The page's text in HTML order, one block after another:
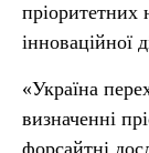
пріоритетних
інноваційної
«Україна
визначенні
форсайтні